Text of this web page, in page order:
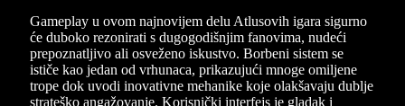
Gameplay u ovom najnovijem delu Atlusovih igara sigurno
će duboko rezonirati s dugogodišnjim fanovima, nudeći
prepoznatljivo ali osveženo iskustvo. Borbeni sistem se
ističe kao jedan od vrhunaca, prikazujući mnoge omiljene
trope dok uvodi inovativne mehanike koje olakšavaju dublje
strateško angažovanje. Korisnički interfejs je gladak i